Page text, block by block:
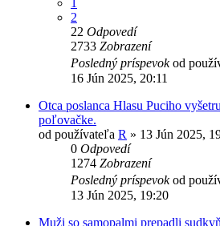
2
22 Odpovedí
2733 Zobrazení
Posledný príspevokod
16 Jún 2025, 20:11
Otca poslanca Hlasu Puciho
poľovačke.
od používateľa R » 13 Jún 2025,
0 Odpovedí
1274 Zobrazení
Posledný príspevokod
13 Jún 2025, 19:20
Muži so samopalmi prepadli